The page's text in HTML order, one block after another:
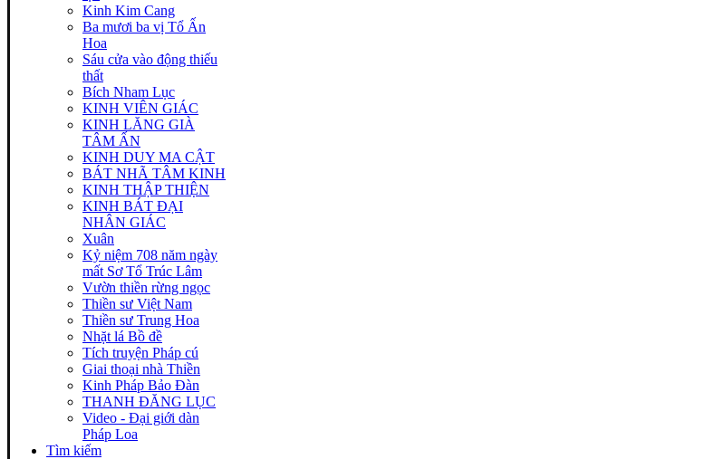
Kinh Kim Cang
Ba mươi ba vị Tổ Ấn
Hoa
Sáu cửa vào động thiếu
thất
Bích Nham Lục
KINH VIÊN GIÁC
KINH LĂNG GIÀ
TÂM ẤN
KINH DUY MA CẬT
BÁT NHÃ TÂM KINH
KINH THẬP THIỆN
KINH BÁT ĐẠI
NHÂN GIÁC
Xuân
Kỷ niệm 708 năm ngày
mất Sơ Tổ Trúc Lâm
Vườn thiền rừng ngọc
Thiền sư Việt Nam
Thiền sư Trung Hoa
Nhặt lá Bồ đề
Tích truyện Pháp cú
Giai thoại nhà Thiền
Kinh Pháp Bảo Đàn
THANH ĐĂNG LỤC
Video - Đại giới dàn
Pháp Loa
Tìm kiếm